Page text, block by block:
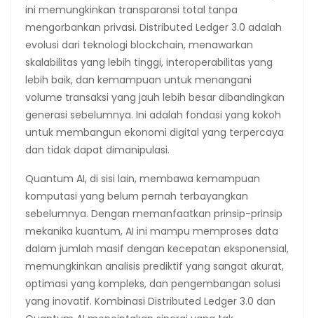
ini memungkinkan transparansi total tanpa
mengorbankan privasi. Distributed Ledger 3.0 adalah
evolusi dari teknologi blockchain, menawarkan
skalabilitas yang lebih tinggi, interoperabilitas yang
lebih baik, dan kemampuan untuk menangani
volume transaksi yang jauh lebih besar dibandingkan
generasi sebelumnya. Ini adalah fondasi yang kokoh
untuk membangun ekonomi digital yang terpercaya
dan tidak dapat dimanipulasi.
Quantum AI, di sisi lain, membawa kemampuan
komputasi yang belum pernah terbayangkan
sebelumnya. Dengan memanfaatkan prinsip-prinsip
mekanika kuantum, AI ini mampu memproses data
dalam jumlah masif dengan kecepatan eksponensial,
memungkinkan analisis prediktif yang sangat akurat,
optimasi yang kompleks, dan pengembangan solusi
yang inovatif. Kombinasi Distributed Ledger 3.0 dan